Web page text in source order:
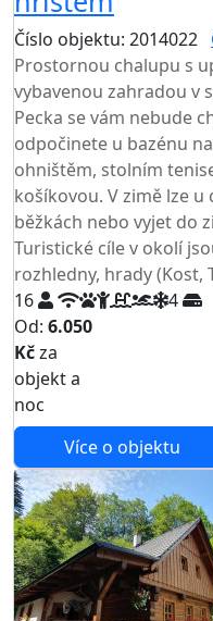
Číslo objektu: 2014022
Prostornou chalupu s
vybavenou zahradou v
Pecka se vám nebude
odpočinete u bazénu
ohništěm, stolním
košíkovou. V zimě lze
běžkách nebo vyjet do
Turistické cíle v okolí
rozhledny, hrady (Kost,
16
4
Od: 6.050
Kčza
objekt a
noc
Více o objektu